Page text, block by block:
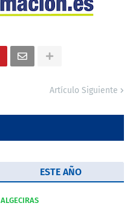
Artículo Siguiente
ESTE AÑO
ALGECIRAS